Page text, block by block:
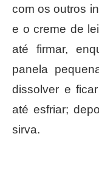
com os outros
e o creme de
até firmar,
panela
dissolver e
até esfriar;
sirva.